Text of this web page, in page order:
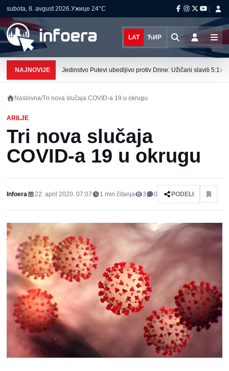
subota, 8. avgust 2026.Ужице 24°C
LAT ЋИР
NAJNOVIJE Jedinstvo Putevi ubedljivo protiv Drine: Užičani slavili 5:1›
Naslovna/Tri nova slučaja COVID-a 19 u okrugu
ARILJE
Tri nova slučaja
COVID-a 19 u okrugu
Infoera 22. april 2020. 07:07 1 min čitanja 3 0 PODELI